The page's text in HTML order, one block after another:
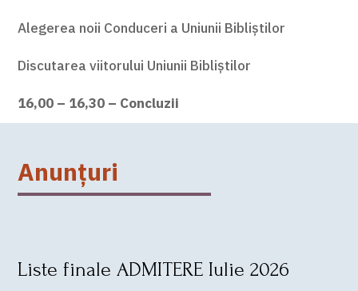
Alegerea noii Conduceri a Uniunii Bibliștilor
Discutarea viitorului Uniunii Bibliștilor
16,00 – 16,30 – Concluzii
Anunțuri
Liste finale ADMITERE Iulie 2026